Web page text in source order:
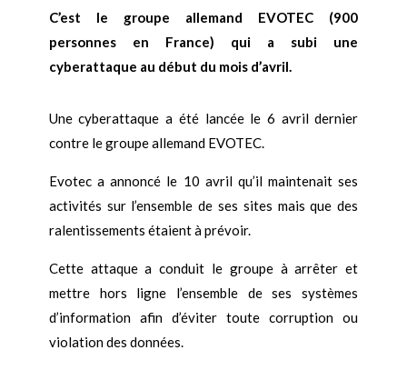
C’est le groupe allemand EVOTEC (900
personnes en France) qui a subi une
cyberattaque au début du mois d’avril.
Une cyberattaque a été lancée le 6 avril dernier
contre le groupe allemand EVOTEC.
Evotec a annoncé le 10 avril qu’il maintenait ses
activités sur l’ensemble de ses sites mais que des
ralentissements étaient à prévoir.
Cette attaque a conduit le groupe à arrêter et
mettre hors ligne l’ensemble de ses systèmes
d’information afin d’éviter toute corruption ou
violation des données.